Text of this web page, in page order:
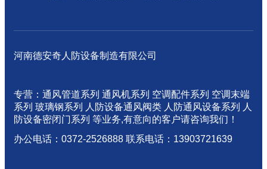
河南德安奇人防设备制造有限公司
专营：通风管道系列 通风机系列 空调配件系列 空调末端
系列 玻璃钢系列 人防设备通风阀类 人防通风设备系列 人
防设备密闭门系列 等业务,有意向的客户请咨询我们！
办公电话：0372-2526888 联系电话：13903721639